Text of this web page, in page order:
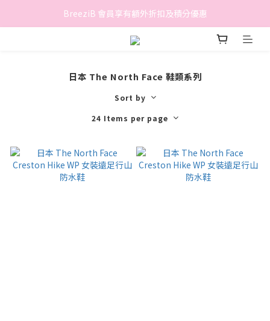
香港地區滿$500免費送貨 (離島區及偏遠地區除外)
BreeziB 會員享有額外折扣及積分優惠
香港地區滿$500免費送貨 (離島區及偏遠地區除外)
日本 The North Face 鞋類系列
Sort by
24 Items per page